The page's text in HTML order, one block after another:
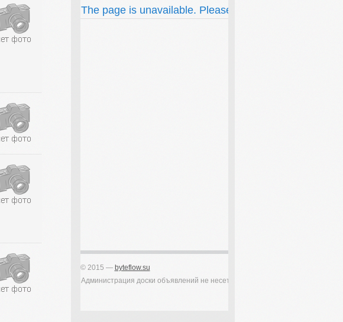
The page is unavailable. Please
© 2015 — byteflow.su
Администрация доски объявлений не несет ответственности за качество